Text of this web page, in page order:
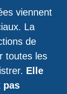
viennent
La
de
toutes les
Elle
pas